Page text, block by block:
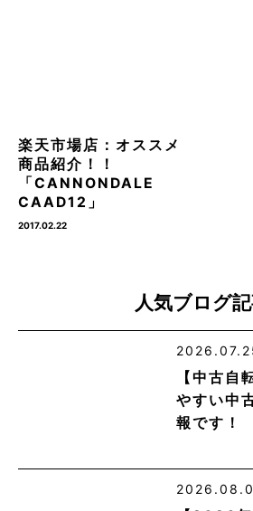
楽天市場店：オススメ
商品紹介！！
「CANNONDALE
CAAD12」
2017.02.22
人気ブログ
【中古自
やすい中
報です！